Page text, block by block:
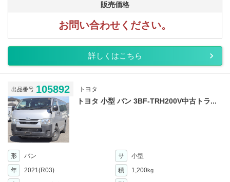
販売価格
お問い合わせください。
詳しくはこちら
出品番号 105892 トヨタ
トヨタ 小型 バン 3BF-TRH200V中古トラ...
形 バン サ
小型
年
2021(R03) 積 1,200kg